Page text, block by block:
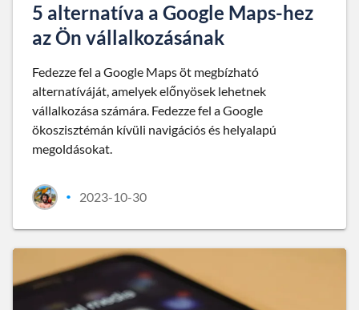
5 alternatíva a Google Maps-hez
az Ön vállalkozásának
Fedezze fel a Google Maps öt megbízható
alternatíváját, amelyek előnyösek lehetnek
vállalkozása számára. Fedezze fel a Google
ökoszisztémán kívüli navigációs és helyalapú
megoldásokat.
• 2023-10-30